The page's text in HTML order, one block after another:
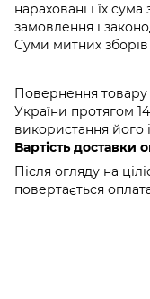
нараховані і їх
замовлення і
Суми митних
Повернення товару
України протягом
використання його
Вартість доставки
Після огляду на
повертається